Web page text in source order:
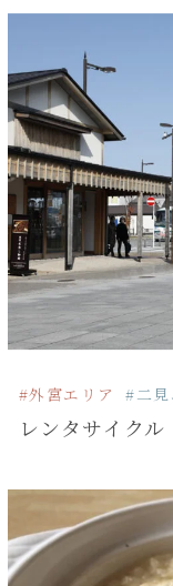
#外宮エリア #二見
レンタサイクル